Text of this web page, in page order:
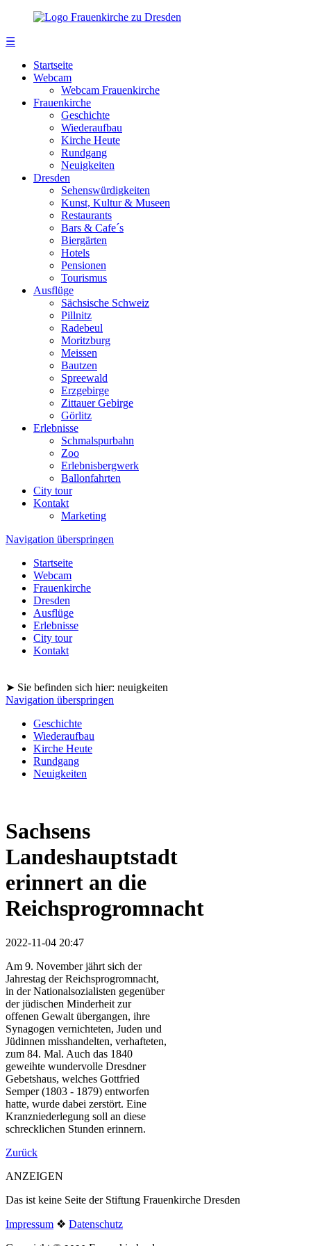
☰
Startseite
Webcam
Webcam Frauenkirche
Frauenkirche
Geschichte
Wiederaufbau
Kirche Heute
Rundgang
Neuigkeiten
Dresden
Sehenswürdigkeiten
Kunst, Kultur & Museen
Restaurants
Bars & Cafe´s
Biergärten
Hotels
Pensionen
Tourismus
Ausflüge
Sächsische Schweiz
Pillnitz
Radebeul
Moritzburg
Meissen
Bautzen
Spreewald
Erzgebirge
Zittauer Gebirge
Görlitz
Erlebnisse
Schmalspurbahn
Zoo
Erlebnisbergwerk
Ballonfahrten
City tour
Kontakt
Marketing
Navigation überspringen
Startseite
Webcam
Frauenkirche
Dresden
Ausflüge
Erlebnisse
City tour
Kontakt
➤ Sie befinden sich hier: neuigkeiten
Navigation überspringen
Geschichte
Wiederaufbau
Kirche Heute
Rundgang
Neuigkeiten
Sachsens
Landeshauptstadt
erinnert an die
Reichsprogromnacht
2022-11-04 20:47
Am 9. November jährt sich der
Jahrestag der Reichsprogromnacht,
in der Nationalsozialisten gegenüber
der jüdischen Minderheit zur
offenen Gewalt übergangen, ihre
Synagogen vernichteten, Juden und
Jüdinnen misshandelten, verhafteten,
zum 84. Mal. Auch das 1840
geweihte wundervolle Dresdner
Gebetshaus, welches Gottfried
Semper (1803 - 1879) entworfen
hatte, wurde dabei zerstört. Eine
Kranzniederlegung soll an diese
schrecklichen Stunden erinnern.
Zurück
ANZEIGEN
Das ist keine Seite der Stiftung Frauenkirche Dresden
Impressum ❖ Datenschutz